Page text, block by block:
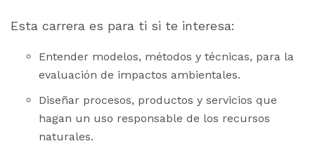
Esta carrera es para ti si te interesa:
Entender modelos, métodos y técnicas, para la
evaluación de impactos ambientales.
Diseñar procesos, productos y servicios que
hagan un uso responsable de los recursos
naturales.